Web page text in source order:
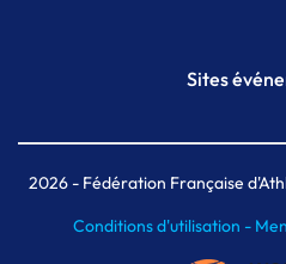
Plateforme
Sites
Meeting de
MAIF
2026- Fédération Française
Conditions d'utilisation -